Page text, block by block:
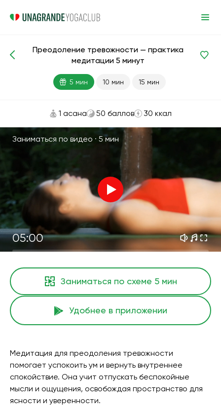
Медитации и дыхание Антистресс
Преодоление тревожности — практика
медитации 5 минут
5 мин 10 мин 15 мин
1 асана 50 баллов 30 ккал
Заниматься по видео · 5 мин
05:00
Заниматься по схеме 5 мин
Удобнее в приложении
Медитация для преодоления тревожности
помогает успокоить ум и вернуть внутреннее
спокойствие. Она учит отпускать беспокойные
мысли и ощущения, освобождая пространство для
ясности и уверенности.